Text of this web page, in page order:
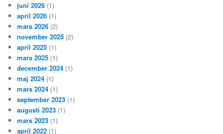
juni 2026 (1)
april 2026 (1)
mars 2026 (2)
november 2025 (2)
april 2025 (1)
mars 2025 (1)
december 2024 (1)
maj 2024 (1)
mars 2024 (1)
september 2023 (1)
augusti 2023 (1)
mars 2023 (1)
april 2022 (1)